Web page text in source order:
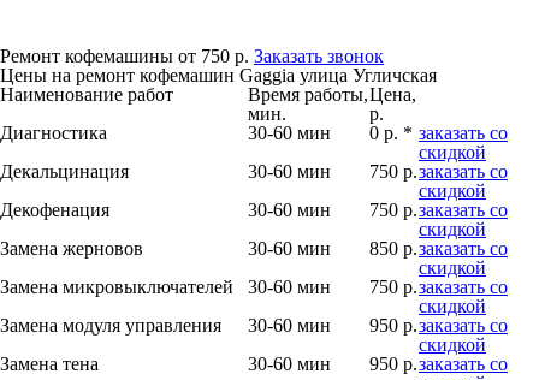
Ремонт кофемашины от 750 р. Заказать звонок
Цены на ремонт кофемашин Gaggia улица Угличская
Наименование работ
Время работы,
мин.
Цена,
р.
Диагностика
30-60 мин 0 р. * заказать со
скидкой
Декальцинация
30-60 мин 750 р.заказать со
скидкой
Декофенация
30-60 мин 750 р.заказать со
скидкой
Замена жерновов
30-60 мин 850 р.заказать со
скидкой
Замена микровыключателей
30-60 мин 750 р.заказать со
скидкой
Замена модуля управления
30-60 мин 950 р.заказать со
скидкой
Замена тена
30-60 мин 950 р.заказать со